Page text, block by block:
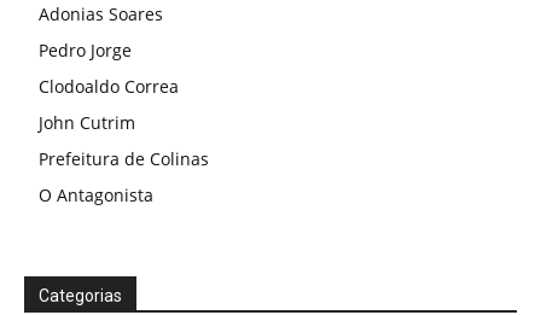
Adonias Soares
Pedro Jorge
Clodoaldo Correa
John Cutrim
Prefeitura de Colinas
O Antagonista
Categorias